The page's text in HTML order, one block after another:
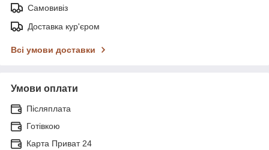
Самовивіз
Доставка кур'єром
Всі умови доставки
Умови оплати
Післяплата
Готівкою
Карта Приват 24